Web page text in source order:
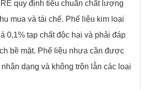
quy định tiêu chuẩn chất lượng
mua và tái chế. Phế liệu kim loại
0,1% tạp chất độc hại và phải đáp
bề mặt. Phế liệu nhựa cần được
dạng và không trộn lẫn các loại